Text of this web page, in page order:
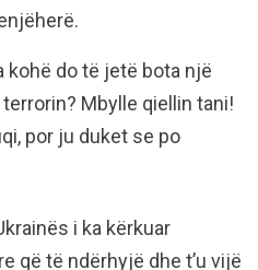
kohë do të jetë bota një
Mbylle qiellin tani!
por ju duket se po
i ka kërkuar
që të ndërhyjë dhe t’u vijë